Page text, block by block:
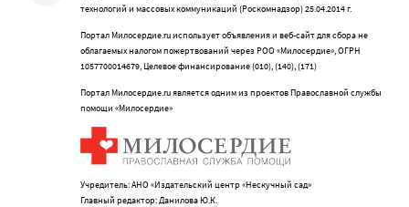
технологий и массовых коммуникаций (Роскомнадзор) 25.04.2014 г.
Портал Милосердие.ru использует объявления и веб-сайт для сбора не
облагаемых налогом пожертвований через РОО «Милосердие», ОГРН
1057700014679, Целевое финансирование (010), (140), (171)
Портал Милосердие.ru является одним из проектов Православной службы
помощи «Милосердие»
Учредитель: АНО «Издательский центр «Нескучный сад»
Главный редактор: Данилова Ю.К.